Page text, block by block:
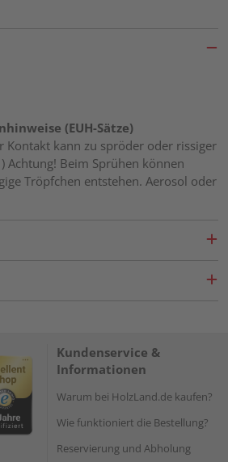
(EUH-Sätze)
Kontakt kann zu spröder oder rissiger
Achtung! Beim Sprühen können
Tröpfchen entstehen. Aerosol oder
Kundenservice &
Informationen
Warum bei HolzLand.de kaufen?
Wie funktioniert die Bestellung?
Reservierung und Abholung